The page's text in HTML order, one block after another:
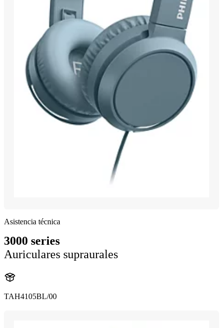
Asistencia técnica
3000 series
Auriculares supraurales
TAH4105BL/00